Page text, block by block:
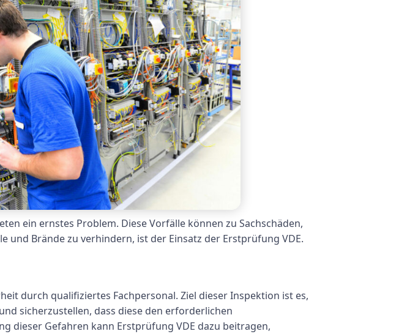
ein ernstes Problem. Diese Vorfälle können zu Sachschäden,
und Brände zu verhindern, ist der Einsatz der Erstprüfung VDE.
durch qualifiziertes Fachpersonal. Ziel dieser Inspektion ist es,
sicherzustellen, dass diese den erforderlichen
dieser Gefahren kann Erstprüfung VDE dazu beitragen,